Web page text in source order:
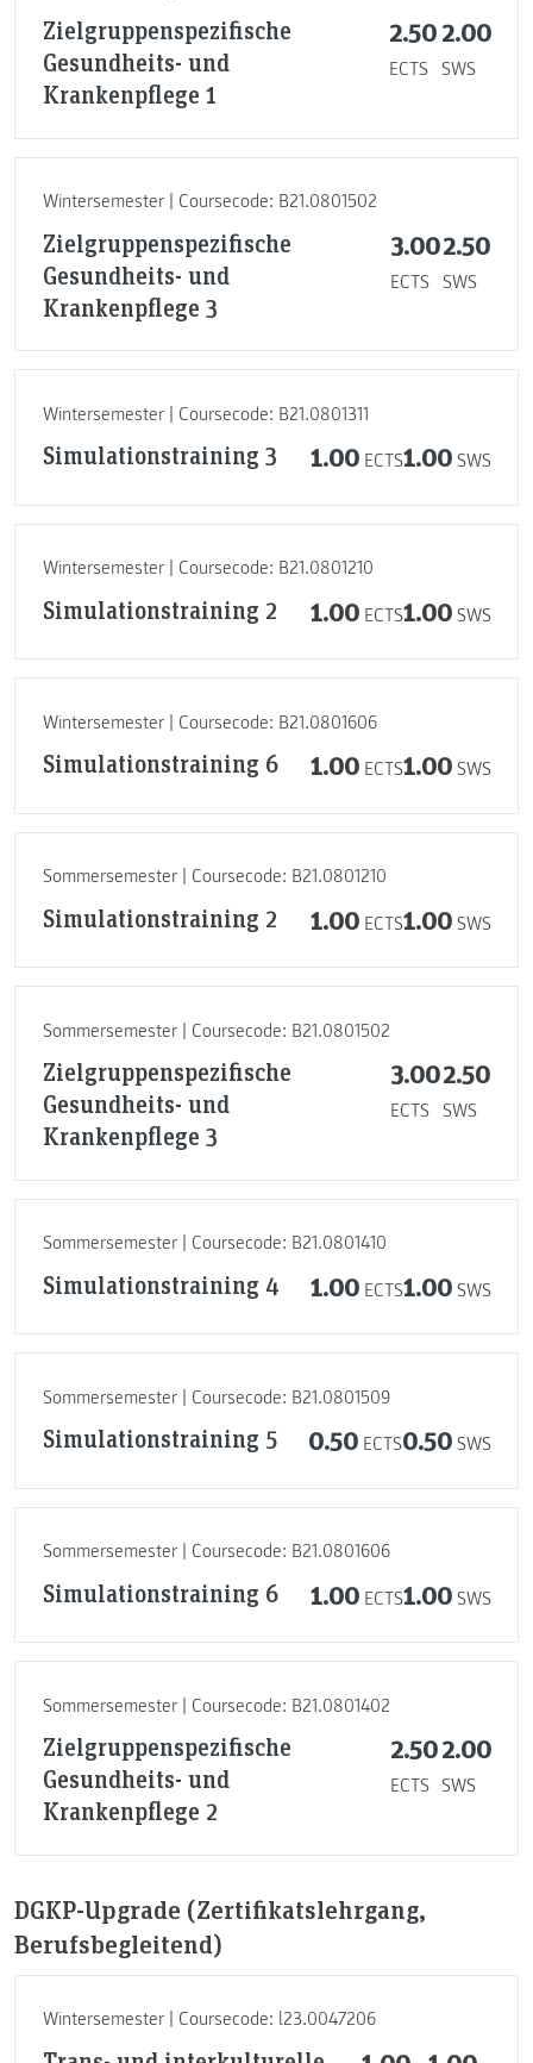
Zielgruppenspezifische
Gesundheits- und
Krankenpflege 1
2.50
ECTS
2.00
SWS
Wintersemester | Coursecode: B21.0801502
Zielgruppenspezifische
Gesundheits- und
Krankenpflege 3
3.00
ECTS
2.50
SWS
Wintersemester | Coursecode: B21.0801311
Simulationstraining 3 1.00 ECTS1.00 SWS
Wintersemester | Coursecode: B21.0801210
Simulationstraining 2 1.00 ECTS1.00 SWS
Wintersemester | Coursecode: B21.0801606
Simulationstraining 6 1.00 ECTS1.00 SWS
Sommersemester | Coursecode: B21.0801210
Simulationstraining 2 1.00 ECTS1.00 SWS
Sommersemester | Coursecode: B21.0801502
Zielgruppenspezifische
Gesundheits- und
Krankenpflege 3
3.00
ECTS
2.50
SWS
Sommersemester | Coursecode: B21.0801410
Simulationstraining 4 1.00 ECTS1.00 SWS
Sommersemester | Coursecode: B21.0801509
Simulationstraining 5 0.50 ECTS0.50 SWS
Sommersemester | Coursecode: B21.0801606
Simulationstraining 6 1.00 ECTS1.00 SWS
Sommersemester | Coursecode: B21.0801402
Zielgruppenspezifische
Gesundheits- und
Krankenpflege 2
2.50
ECTS
2.00
SWS
DGKP-Upgrade (Zertifikatslehrgang,
Berufsbegleitend)
Wintersemester | Coursecode: l23.0047206